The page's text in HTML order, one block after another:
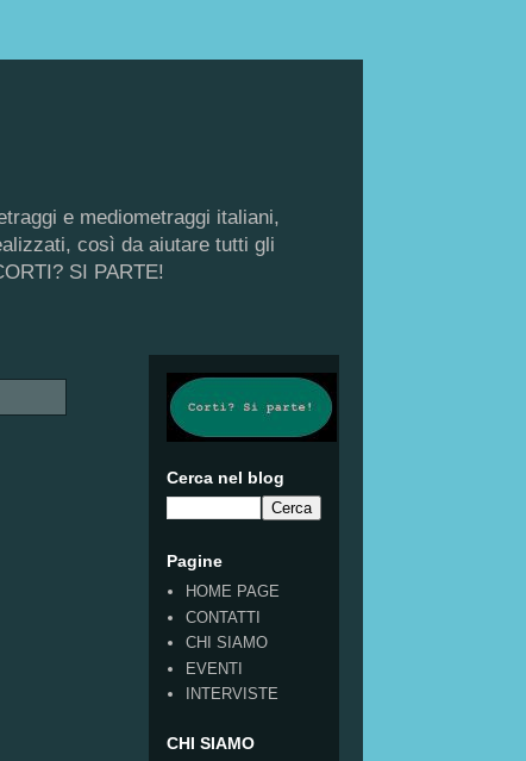
e mediometraggi italiani,
così da aiutare tutti gli
SI PARTE!
Cerca nel blog
Pagine
HOME PAGE
CONTATTI
CHI SIAMO
EVENTI
INTERVISTE
CHI SIAMO